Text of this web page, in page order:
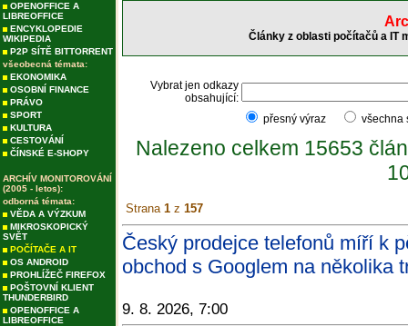
OPENOFFICE A
LIBREOFFICE
ENCYKLOPEDIE
WIKIPEDIA
P2P SÍTĚ BITTORRENT
všeobecná témata:
EKONOMIKA
OSOBNÍ FINANCE
PRÁVO
SPORT
KULTURA
CESTOVÁNÍ
ČÍNSKÉ E-SHOPY
ARCHÍV MONITOROVÁNÍ
(2005 - letos):
odborná témata:
VĚDA A VÝZKUM
MIKROSKOPICKÝ
SVĚT
POČÍTAČE A IT
OS ANDROID
PROHLÍŽEČ FIREFOX
POŠTOVNÍ KLIENT
THUNDERBIRD
OPENOFFICE A
LIBREOFFICE
Články z oblasti počítačů a IT
Vybrat jen odkazy
obsahující:
přesný výraz
Nalezeno celkem 15653
Strana 1 z 157
Český prodejce telefonů míří k
obchod s Googlem na několika
9. 8. 2026, 7:00